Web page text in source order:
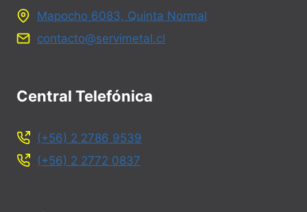
Mapocho 6083, Quinta Normal
contacto@servimetal.cl
Central Telefónica
(+56) 2 2786 9539
(+56) 2 2772 0837